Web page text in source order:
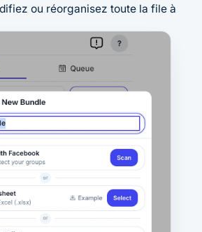
ou réorganisez toute la file à